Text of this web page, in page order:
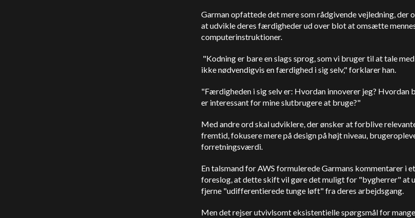
Garman opfattede det mere som rådgivende vejledning,
at udvikle deres færdigheder ud over blot at omsætte
computerinstruktioner.
"Kodning er bare en slags sprog, som vi bruger til at tale
ikke nødvendigvis en færdighed i sig selv," forklarer han.
"Færdigheden i sig selv er: Hvordan innoverer jeg? Hvordan
er interessant for mine slutbrugere at bruge?"
Med andre ord skal udviklere, der ønsker at forblive
fremtid, fokusere mere på design på højt niveau,
forretningsværdi.
En talsmand for AWS formulerede Garmans kommentarer i
foreslog, at dette skift vil gøre det muligt for "bygherrer" at
fjerne "udifferentierede tunge løft" fra deres arbejdsgang.
Men det rejser utvivlsomt eksistentielle spørgsmål for